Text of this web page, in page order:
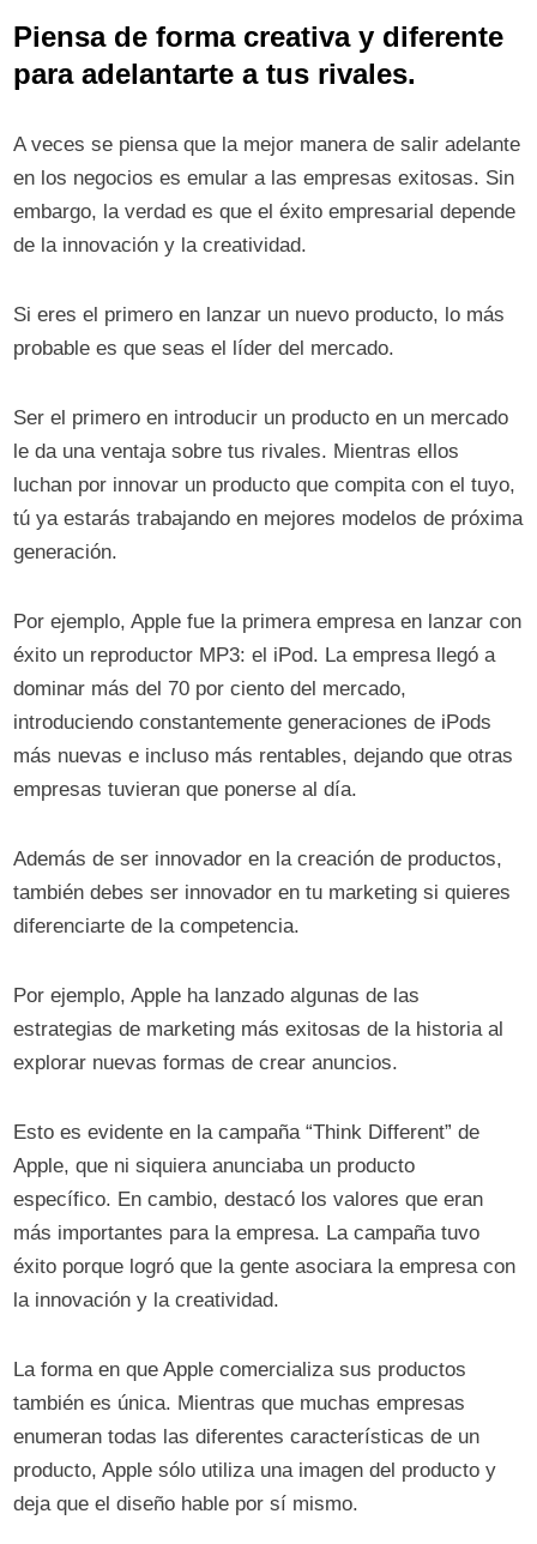
Piensa de forma creativa y diferente
para adelantarte a tus rivales.
A veces se piensa que la mejor manera de salir adelante
en los negocios es emular a las empresas exitosas. Sin
embargo, la verdad es que el éxito empresarial depende
de la innovación y la creatividad.
Si eres el primero en lanzar un nuevo producto, lo más
probable es que seas el líder del mercado.
Ser el primero en introducir un producto en un mercado
le da una ventaja sobre tus rivales. Mientras ellos
luchan por innovar un producto que compita con el tuyo,
tú ya estarás trabajando en mejores modelos de próxima
generación.
Por ejemplo, Apple fue la primera empresa en lanzar con
éxito un reproductor MP3: el iPod. La empresa llegó a
dominar más del 70 por ciento del mercado,
introduciendo constantemente generaciones de iPods
más nuevas e incluso más rentables, dejando que otras
empresas tuvieran que ponerse al día.
Además de ser innovador en la creación de productos,
también debes ser innovador en tu marketing si quieres
diferenciarte de la competencia.
Por ejemplo, Apple ha lanzado algunas de las
estrategias de marketing más exitosas de la historia al
explorar nuevas formas de crear anuncios.
Esto es evidente en la campaña “Think Different” de
Apple, que ni siquiera anunciaba un producto
específico. En cambio, destacó los valores que eran
más importantes para la empresa. La campaña tuvo
éxito porque logró que la gente asociara la empresa con
la innovación y la creatividad.
La forma en que Apple comercializa sus productos
también es única. Mientras que muchas empresas
enumeran todas las diferentes características de un
producto, Apple sólo utiliza una imagen del producto y
deja que el diseño hable por sí mismo.